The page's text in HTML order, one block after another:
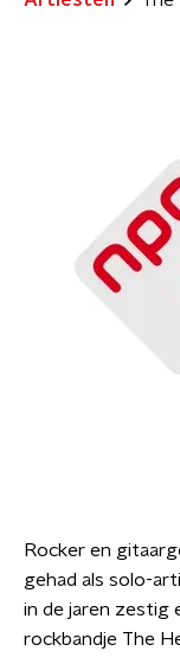
Rocker en
gehad als solo-
in de jaren zestig
rockbandje The